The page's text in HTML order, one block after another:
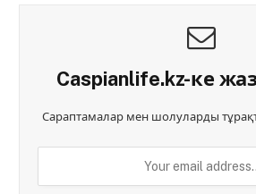
Caspianlife.kz-ке
Сараптамалар мен шолуларды